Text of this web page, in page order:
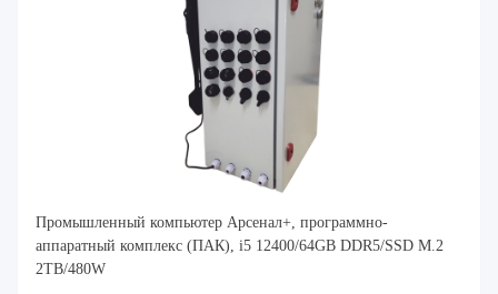
Промышленный компьютер Арсенал+, программно-
аппаратный комплекс (ПАК), i5 12400/64GB DDR5/SSD M.2
2TB/480W